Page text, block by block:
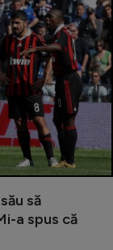
să
a spus că